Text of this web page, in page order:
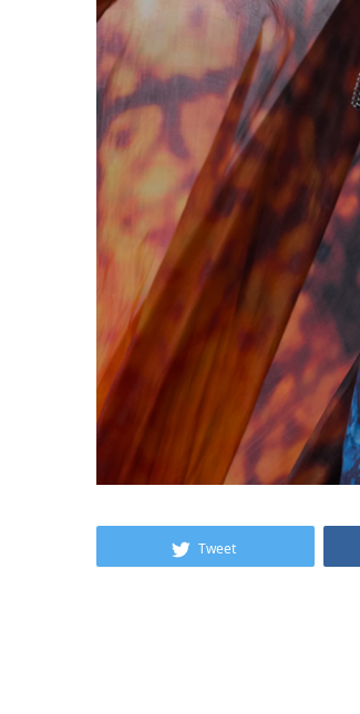
Tweet